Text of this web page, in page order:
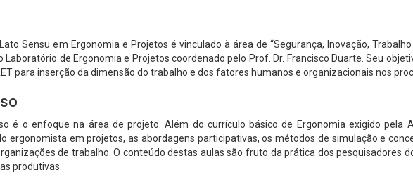
Sensu em Ergonomia e Projetos é vinculado à área de “Segurança, Inovação,
Laboratório de Ergonomia e Projetos coordenado pelo Prof. Dr. Francisco Duarte. Seu
para inserção da dimensão do trabalho e dos fatores humanos e organizacionais nos
é o enfoque na área de projeto. Além do currículo básico de Ergonomia exigido pela
ergonomista em projetos, as abordagens participativas, os métodos de simulação e
de trabalho. O conteúdo destas aulas são fruto da prática dos pesquisadores
produtivas.